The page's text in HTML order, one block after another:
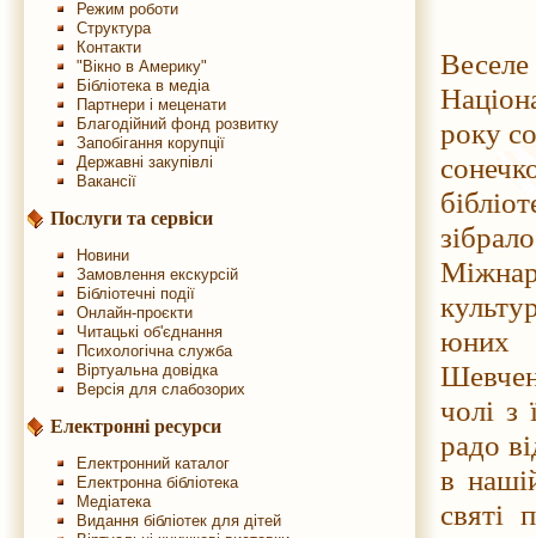
Режим роботи
Структура
Контакти
"Вікно в Америку"
Бібліотека в медіа
Партнери і меценати
Благодійний фонд розвитку
Запобігання корупції
Державні закупівлі
Вакансії
Послуги та сервіси
Новини
Замовлення екскурсій
Бібліотечні події
Онлайн-проєкти
Читацькі об'єднання
Психологічна служба
Віртуальна довідка
Версія для слабозорих
Електронні ресурси
Електронний каталог
Електронна бібліотека
Медіатека
Видання бібліотек для дітей
року
юних
чолі з
радо
в
святі